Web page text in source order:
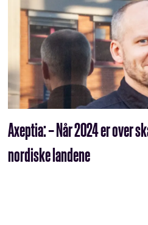
Axeptia: – Når 2024 er over
nordiske landene